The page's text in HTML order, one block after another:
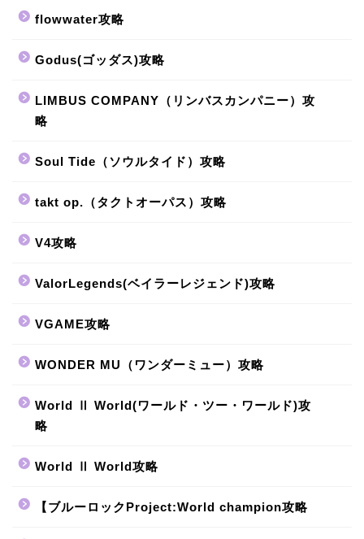
flowwater攻略
Godus(ゴッダス)攻略
LIMBUS COMPANY（リンバスカンパニー）攻
略
Soul Tide（ソウルタイド）攻略
takt op.（タクトオーパス）攻略
V4攻略
ValorLegends(ベイラーレジェンド)攻略
VGAME攻略
WONDER MU（ワンダーミュー）攻略
World Ⅱ World(ワールド・ツー・ワールド)攻
略
World Ⅱ World攻略
【ブルーロックProject:World champion攻略